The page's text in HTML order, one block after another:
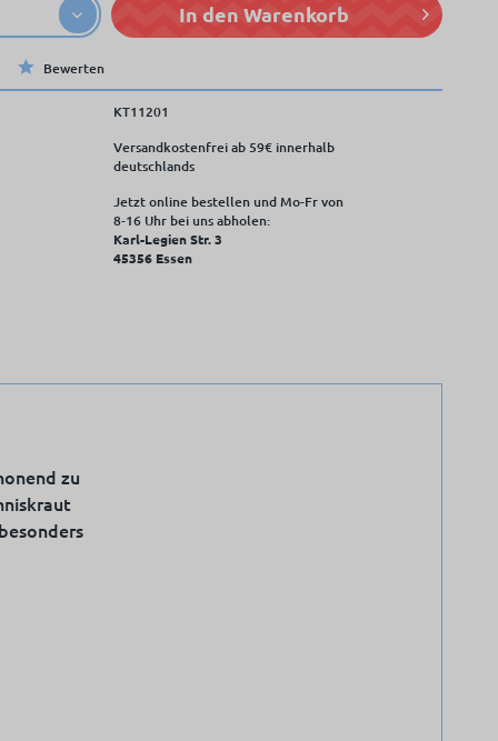
In den Warenkorb
Bewerten
KT11201
Versandkostenfrei ab 59€ innerhalb
deutschlands
Jetzt online bestellen und Mo-Fr von
8‑16 Uhr bei uns abholen:
Karl-Legien Str. 3
45356 Essen
zu